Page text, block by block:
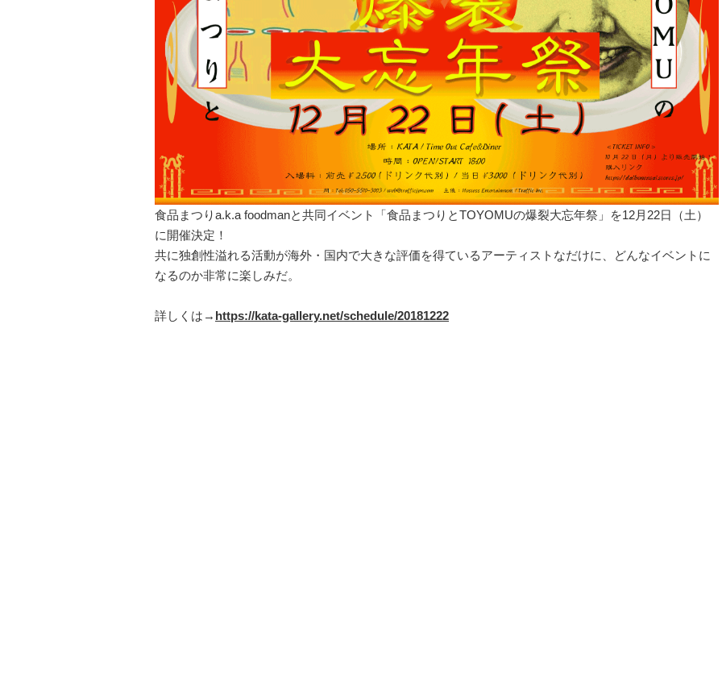
食品まつりa.k.a foodmanと共同イベント「食品まつりとTOYOMUの爆裂大忘年祭」を12月22日（土）
に開催決定！
共に独創性溢れる活動が海外・国内で大きな評価を得ているアーティストなだけに、どんなイベントに
なるのか非常に楽しみだ。
詳しくは→ https://kata-gallery.net/schedule/20181222